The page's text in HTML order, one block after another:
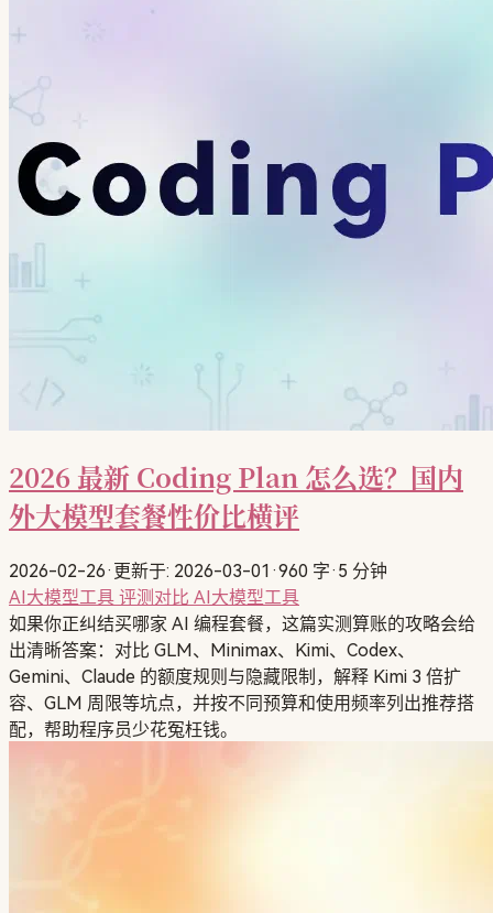
2026 最新 Coding Plan 怎么选？国内
外大模型套餐性价比横评
2026-02-26· 更新于: 2026-03-01 ·960 字· 5 分钟
AI大模型工具 评测对比 AI大模型工具
如果你正纠结买哪家 AI 编程套餐，这篇实测算账的攻略会给
出清晰答案：对比 GLM、Minimax、Kimi、Codex、
Gemini、Claude 的额度规则与隐藏限制，解释 Kimi 3 倍扩
容、GLM 周限等坑点，并按不同预算和使用频率列出推荐搭
配，帮助程序员少花冤枉钱。